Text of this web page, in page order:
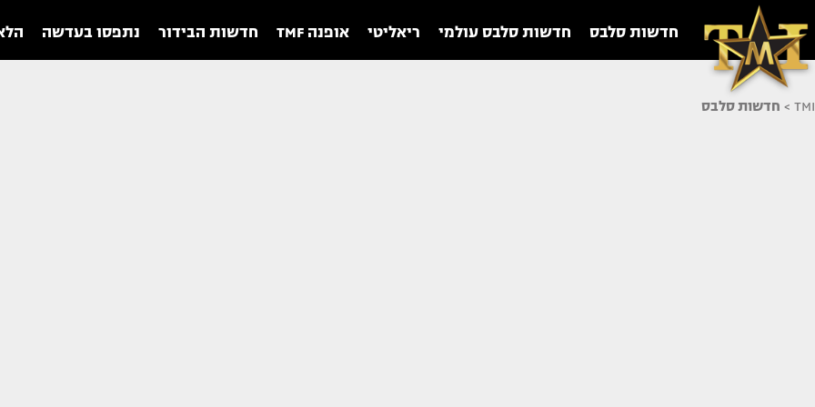
חדשות סלבס חדשות סלבס עולמי ריאליטי אופנה TMF חדשות הבידור נתפסו בעדשה
TMI
> חדשות סלבס